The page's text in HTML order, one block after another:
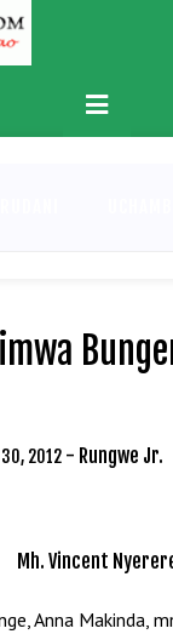
Primary
Menu
2012 - Rungwe Jr.
Mh. Vincent
Anna Makinda,